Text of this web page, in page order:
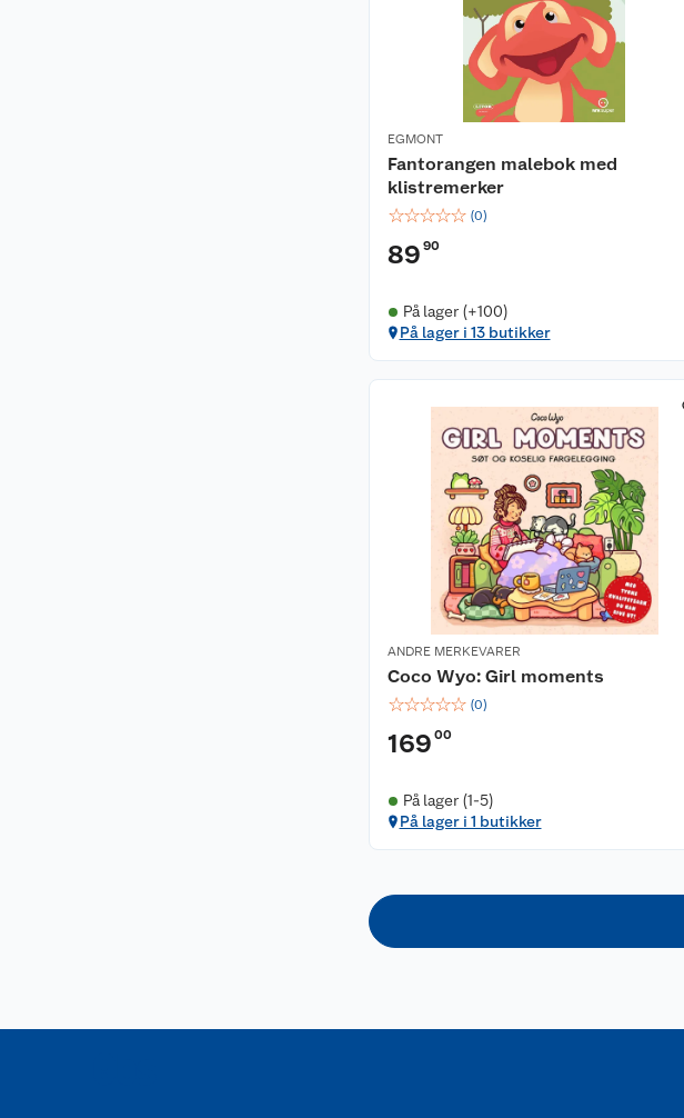
EGMONT
Fantorangen malebok med
klistremerker
☆☆☆☆☆ (0)
89 90
På lager (+100)
På lager i 13 butikker
ANDRE MERKEVARER
Coco Wyo: Girl moments
☆☆☆☆☆ (0)
169 00
På lager (1-5)
På lager i 1 butikker